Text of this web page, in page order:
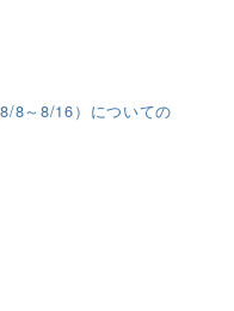
8～8/16）についての